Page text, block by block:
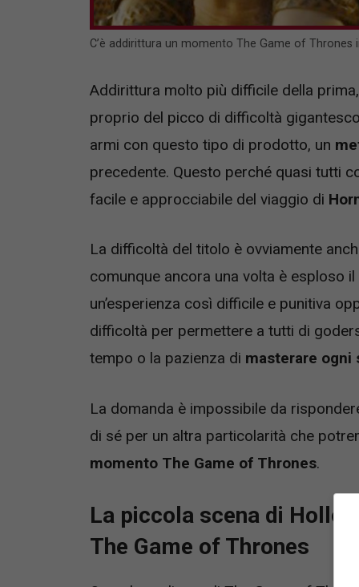
C’è addirittura un momento The Game of
Addirittura molto più difficile della
proprio del picco di difficoltà
armi con questo tipo di prodotto, un
precedente. Questo perché quasi tutti
facile e approcciabile del viaggio di
La difficoltà del titolo è ovviamente
comunque ancora una volta è esploso
un’esperienza così difficile e punitiva
difficoltà per permettere a tutti di
tempo o la pazienza di masterare
La domanda è impossibile da
di sé per un altra particolarità che
momento The Game of Thrones.
La piccola scena di
The Game of Thrones